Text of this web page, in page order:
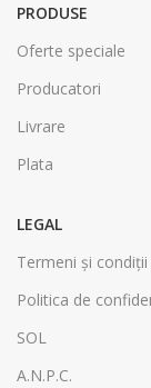
PRODUSE
Oferte speciale
Producatori
Livrare
Plata
LEGAL
Termeni și condiții
Politica de
SOL
A.N.P.C.